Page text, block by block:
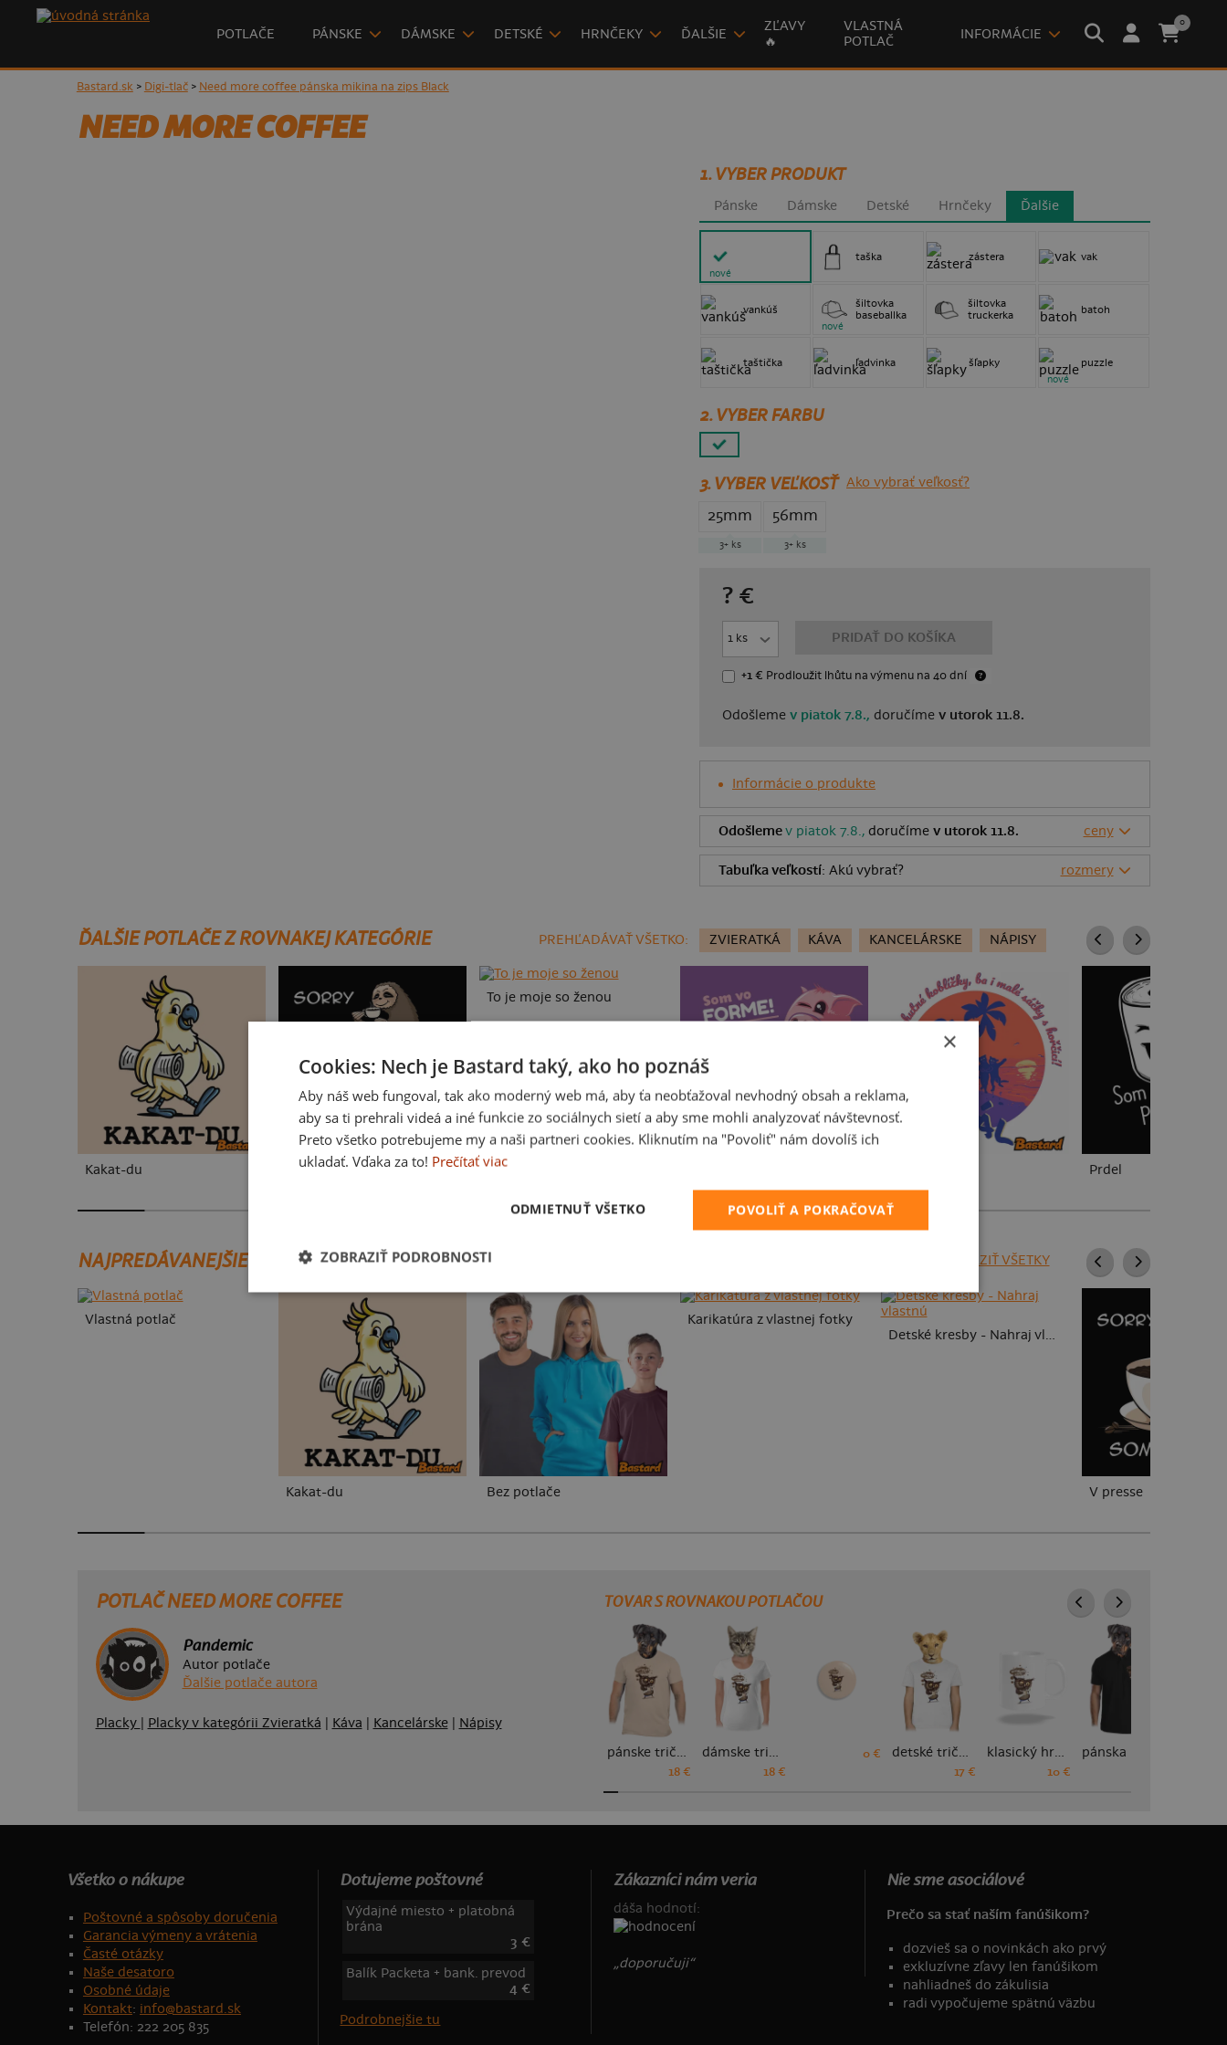
POTLAČE PÁNSKE DÁMSKE DETSKÉ HRNČEKY ĎALŠIE
ZĽAVY
🔥
VLASTNÁ
POTLAČ
INFORMÁCIE
0
Bastard.sk> Digi-tlač> Need more coffee pánska mikina na zips Black
NEED MORE COFFEE
1. VYBER PRODUKT
Pánske Dámske Detské Hrnčeky Ďalšie
nové
taška zástera vak
vankúš
šiltovka
baseballka
nové
šiltovka
truckerka
batoh
taštička ľadvinka šľapky puzzle
nové
2. VYBER FARBU
3.VYBER VEĽKOSŤ Ako vybrať veľkosť?
25mm
3+ ks
56mm
3+ ks
? €
PRIDAŤ DO KOŠÍKA
+1 € Prodloužit lhůtu na výmenu na 40 dní
Odošleme v piatok 7.8., doručíme v utorok 11.8.
Informácie o produkte
Odošlemev piatok 7.8., doručíme v utorok 11.8. ceny
Tabuľka veľkostí: Akú vybrať? rozmery
ĎALŠIE POTLAČE Z ROVNAKEJ KATEGÓRIE PREHĽADÁVAŤ VŠETKO: ZVIERATKÁ KÁVA KANCELÁRSKE NÁPISY
Kakat-du V presse
To je moje so ženou
Prdel
NAJPREDÁVANEJŠIE POTLAČE ZOBRAZIŤ VŠETKY
Vlastná potlač
Kakat-du Bez potlače
Karikatúra z vlastnej fotky
Detské kresby - Nahraj vlastnú
V presse
POTLAČ NEED MORE COFFEE
Pandemic
Autor potlače
Ďalšie potlače autora
Placky Placky v kategórii Zvieratká Káva Kancelárske| Nápisy
TOVAR S ROVNAKOU POTLAČOU
pánske tričko
18 €
dámske tričko
18 €
0 € detské tričko
17 €
klasický hrnček
10 €
Všetko o nákupe
Poštovné a spôsoby doručenia
Garancia výmeny a vrátenia
Časté otázky
Naše desatoro
Osobné údaje
Kontakt: info@bastard.sk
Telefón: 222 205 835
Dotujeme poštovné
Výdajné miesto + platobná
brána
3 €
Balík Packeta + bank. prevod
4 €
Podrobnejšie tu
Zákazníci nám veria
dáša hodnotí:
„doporučuji“
Nie sme asociálové
Prečo sa stať naším fanúšikom?
dozvieš sa o novinkách ako prvý
exkluzívne zľavy len fanúšikom
nahliadneš do zákulisia
radi vypočujeme spätnú väzbu
×
Cookies: Nech je Bastard taký, ako ho poznáš
Aby náš web fungoval, tak ako moderný web má, aby ťa neobťažoval nevhodný obsah a reklama,
aby sa ti prehrali videá a iné funkcie zo sociálnych sietí a aby sme mohli analyzovať návštevnosť.
Preto všetko potrebujeme my a naši partneri cookies. Kliknutím na "Povoliť" nám dovolíš ich
ukladať. Vďaka za to! Prečítať viac
POVOLIŤ A POKRAČOVAŤ
ODMIETNUŤ VŠETKO
ZOBRAZIŤ PODROBNOSTI